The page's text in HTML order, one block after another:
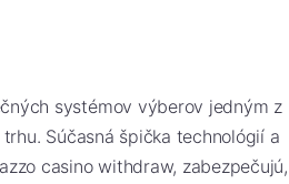
systémov výberov jedným z
Súčasná špička technológií a
casino withdraw, zabezpečujú,